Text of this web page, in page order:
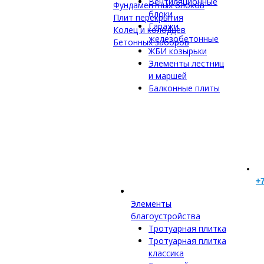
Фундаментных блоков
Плит перекрытия
Колец и колодцев
Бетонных заборов
блоки
Гаражи
железобетонные
ЖБИ козырьки
Элементы лестниц
и маршей
Балконные плиты
Элементы
благоустройства
Тротуарная плитка
Тротуарная плитка
классика